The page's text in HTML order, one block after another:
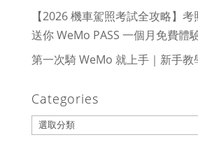
【2026 機車駕照考試全攻略】考
送你 WeMo PASS 一個月免費體
第一次騎 WeMo 就上手｜新手教
Categories
Categories